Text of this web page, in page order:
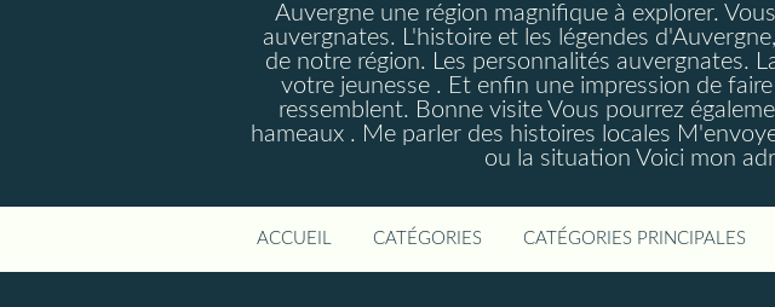
Auvergne une région magnifique à explorer.
auvergnates. L'histoire et les légendes
de notre région. Les personnalités auvergnates.
votre jeunesse . Et enfin une impression de
ressemblent. Bonne visite Vous pourrez
hameaux . Me parler des histoires locales
ou la situation Voici mon
ACCUEIL CATÉGORIES CATÉGORIES PRINCIPALES